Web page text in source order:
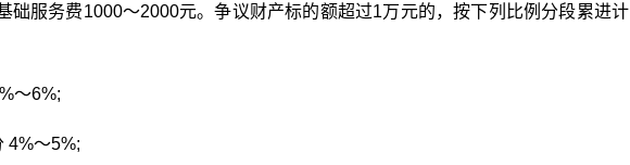
础服务费1000～2000元。争议财产标的额超过1万元的，按下列比例分段累进计
～6%;
4%～5%;